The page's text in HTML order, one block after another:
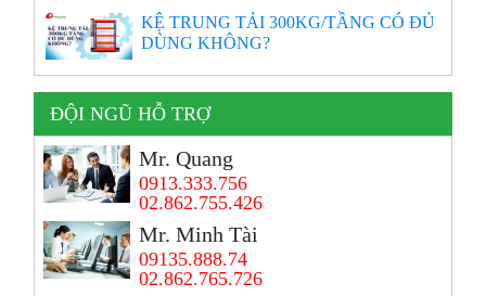
KỆ TRUNG TẢI 300KG/TẦNG CÓ ĐỦ
DÙNG KHÔNG?
ĐỘI NGŨ HỖ TRỢ
Mr. Quang
0913.333.756
02.862.755.426
Mr. Minh Tài
09135.888.74
02.862.765.726